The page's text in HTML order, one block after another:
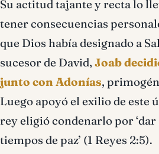
Su actitud tajante y recta lo
tener consecuencias
que Dios había designado a
sucesor de David, Joab
junto con Adonías,
Luego apoyó el exilio de este
rey eligió condenarlo por
tiempos de paz’ (1 Reyes 2:5).